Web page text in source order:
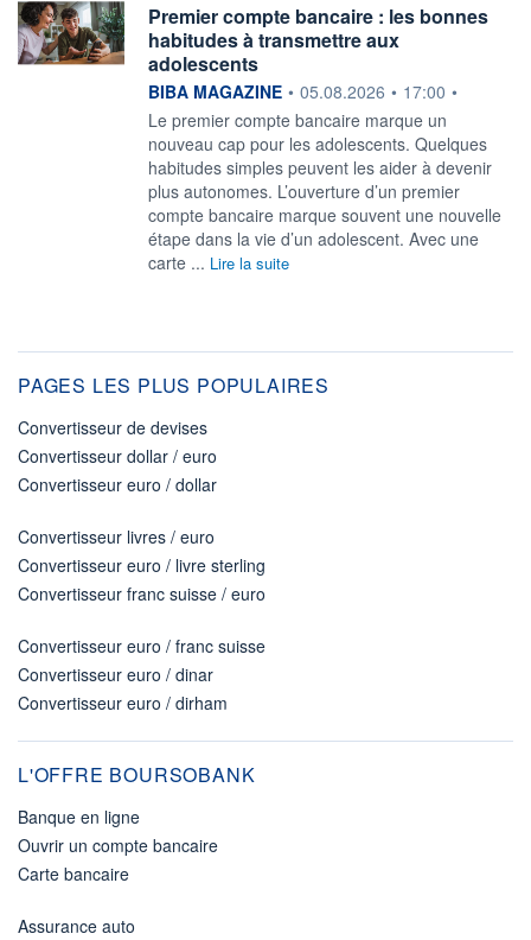
Premier compte bancaire : les bonnes
habitudes à transmettre aux
adolescents
information fournie par
BIBA MAGAZINE • 05.08.2026 • 17:00 •
Le premier compte bancaire marque un
nouveau cap pour les adolescents. Quelques
habitudes simples peuvent les aider à devenir
plus autonomes. L’ouverture d’un premier
compte bancaire marque souvent une nouvelle
étape dans la vie d’un adolescent. Avec une
carte ... Lire la suite
PAGES LES PLUS POPULAIRES
Convertisseur de devises
Convertisseur dollar / euro
Convertisseur euro / dollar
Convertisseur livres / euro
Convertisseur euro / livre sterling
Convertisseur franc suisse / euro
Convertisseur euro / franc suisse
Convertisseur euro / dinar
Convertisseur euro / dirham
L'OFFRE BOURSOBANK
Banque en ligne
Ouvrir un compte bancaire
Carte bancaire
Assurance auto